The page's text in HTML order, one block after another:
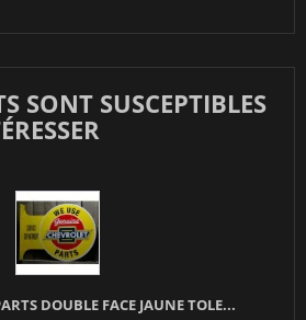
SONT SUSCEPTIBLES
DOUBLE FACE JAUNE TOLE...